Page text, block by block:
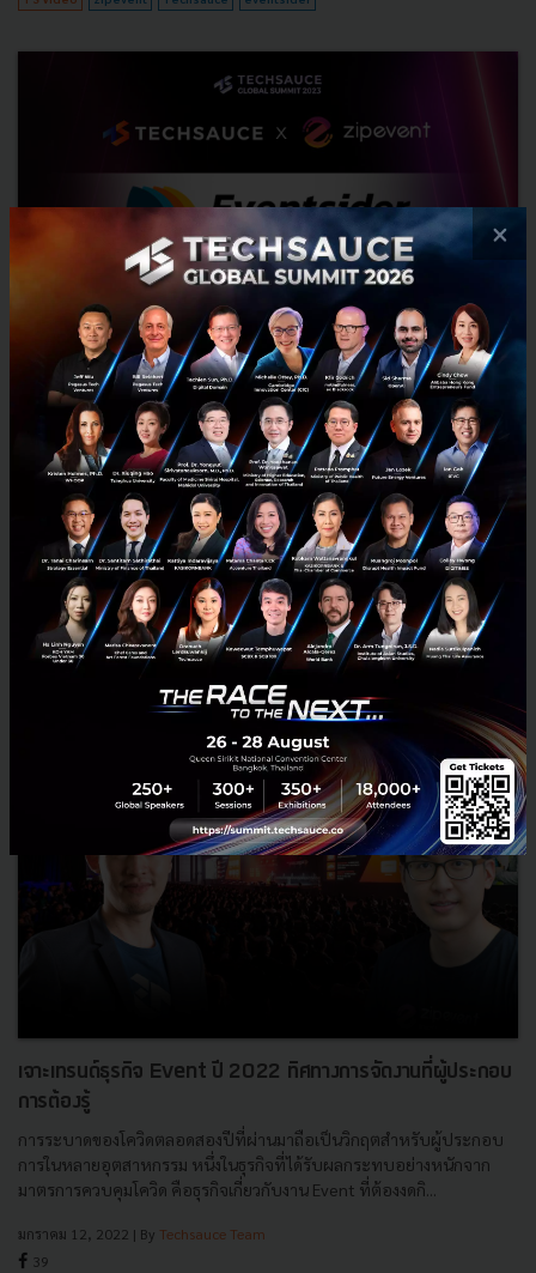
Techsauce ผนึก Zipevent เปิดตัว Eventsider
แพลตฟอร์มบริหารจัดการ Event ครบวงจร
Techsauce ได้ประกาศความร่วมมือกับ Zipevent สตาร์ทอัพด้านการจัด
อีเวนต์ เปิดตัว Eventsider แพลตฟอร์มบริหารจัดการงาน Event แบบ
ครบวงจร...
กรกฎาคม 21, 2023| By
Techsauce Team
News solution platform zipevent techsauce
เจาะเทรนด์ธุรกิจ Event ปี 2022 ทิศทางการจัดงานที่ผู้ประกอบ
การต้องรู้
การระบาดของโควิดตลอดสองปีที่ผ่านมาถือเป็นวิกฤตสำหรับผู้ประกอบ
การในหลายอุตสาหกรรม หนึ่งในธุรกิจที่ได้รับผลกระทบอย่างหนักจาก
มาตรการควบคุมโควิด คือธุรกิจเกี่ยวกับงาน Event ที่ต้องงดกิ...
มกราคม 12, 2022 | By Techsauce Team
39
×